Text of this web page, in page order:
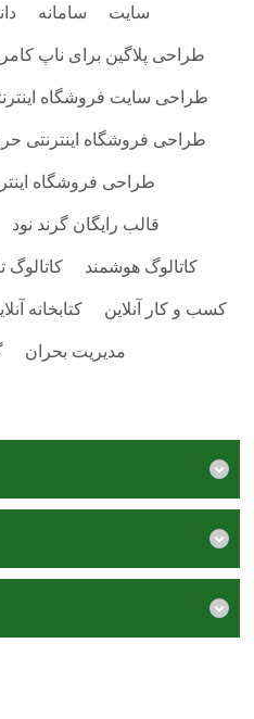
سامانه سایت
طراحی پلاگین برای ناپ
طراحی سایت فروشگاه
طراحی فروشگاه اینترنتی
طراحی فروشگاه
قالب رایگان گرند نود
کاتالوگ کاتالوگ هوشمند
کتابخانه کسب و کار آنلاین
مدیریت بحران